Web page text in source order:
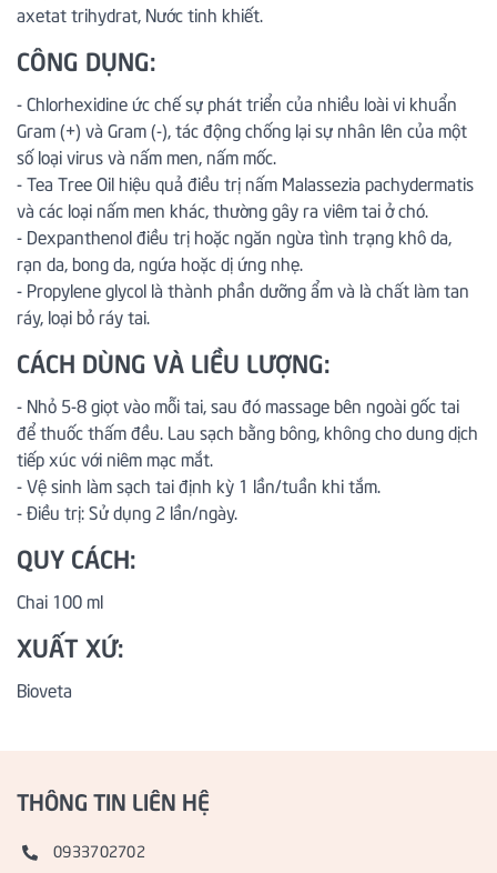
axetat trihydrat, Nước tinh khiết.
CÔNG DỤNG:
- Chlorhexidine ức chế sự phát triển của nhiều loài vi khuẩn
Gram (+) và Gram (-), tác động chống lại sự nhân lên của một
số loại virus và nấm men, nấm mốc.
- Tea Tree Oil hiệu quả điều trị nấm Malassezia pachydermatis
và các loại nấm men khác, thường gây ra viêm tai ở chó.
- Dexpanthenol điều trị hoặc ngăn ngừa tình trạng khô da,
rạn da, bong da, ngứa hoặc dị ứng nhẹ.
- Propylene glycol là thành phần dưỡng ẩm và là chất làm tan
ráy, loại bỏ ráy tai.
CÁCH DÙNG VÀ LIỀU LƯỢNG:
- Nhỏ 5-8 giọt vào mỗi tai, sau đó massage bên ngoài gốc tai
để thuốc thấm đều. Lau sạch bằng bông, không cho dung dịch
tiếp xúc với niêm mạc mắt.
- Vệ sinh làm sạch tai định kỳ 1 lần/tuần khi tắm.
- Điều trị: Sử dụng 2 lần/ngày.
QUY CÁCH:
Chai 100 ml
XUẤT XỨ:
Bioveta
THÔNG TIN LIÊN HỆ
0933702702